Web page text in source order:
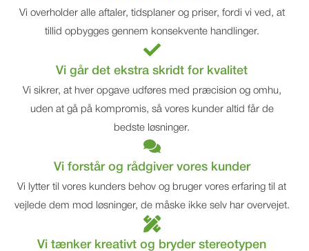
Vi overholder alle aftaler, tidsplaner og priser, fordi vi ved, at
tillid opbygges gennem konsekvente handlinger.
Vi går det ekstra skridt for kvalitet
Vi sikrer, at hver opgave udføres med præcision og omhu,
uden at gå på kompromis, så vores kunder altid får de
bedste løsninger.
Vi forstår og rådgiver vores kunder
Vi lytter til vores kunders behov og bruger vores erfaring til at
vejlede dem mod løsninger, de måske ikke selv har overvejet.
Vi tænker kreativt og bryder stereotypen